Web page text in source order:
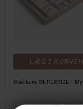
LÆG I KURVEN
Ikke